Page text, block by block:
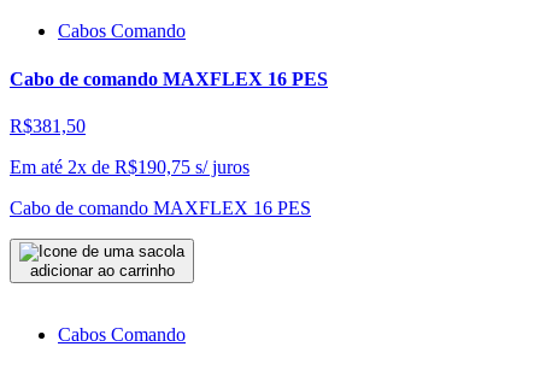
Cabos Comando
Cabo de comando MAXFLEX 16 PES
R$381,50
Em até 2x de R$190,75 s/ juros
Cabo de comando MAXFLEX 16 PES
adicionar ao carrinho
Cabos Comando